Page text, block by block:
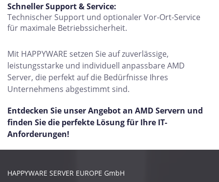
Schneller Support & Service:
Technischer Support und optionaler Vor-Ort-Service
für maximale Betriebssicherheit.
Mit HAPPYWARE setzen Sie auf zuverlässige,
leistungsstarke und individuell anpassbare AMD
Server, die perfekt auf die Bedürfnisse Ihres
Unternehmens abgestimmt sind.
Entdecken Sie unser Angebot an AMD Servern und
finden Sie die perfekte Lösung für Ihre IT-
Anforderungen!
HAPPYWARE SERVER EUROPE GmbH